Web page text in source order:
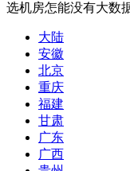
选机房怎能没有大数
大陆
安徽
北京
重庆
福建
甘肃
广东
广西